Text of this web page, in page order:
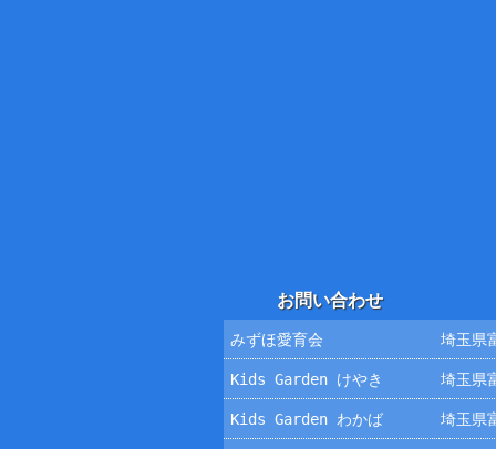
お問い合わせ
みずほ愛育会 埼玉県
Kids Garden けやき 埼玉県
Kids Garden わかば 埼玉県